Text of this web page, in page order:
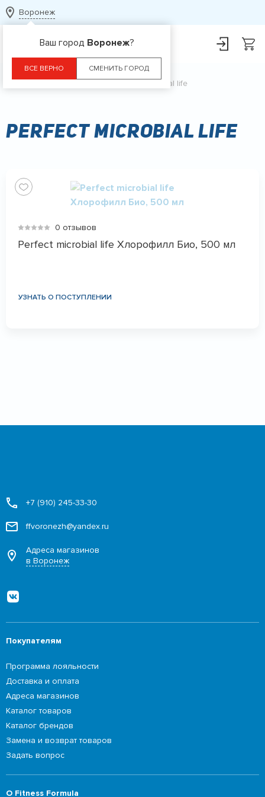
Воронеж
Ваш город Воронеж?
ВСЕ ВЕРНО СМЕНИТЬ ГОРОД
Perfect microbial life
Perfect microbial life
0 отзывов
Perfect microbial life Хлорофилл Био, 500 мл
УЗНАТЬ О ПОСТУПЛЕНИИ
+7 (910) 245-33-30
ffvoronezh@yandex.ru
Адреса магазинов
в Воронеж
Покупателям
Программа лояльности
Доставка и оплата
Адреса магазинов
Каталог товаров
Каталог брендов
Замена и возврат товаров
Задать вопрос
О Fitness Formula